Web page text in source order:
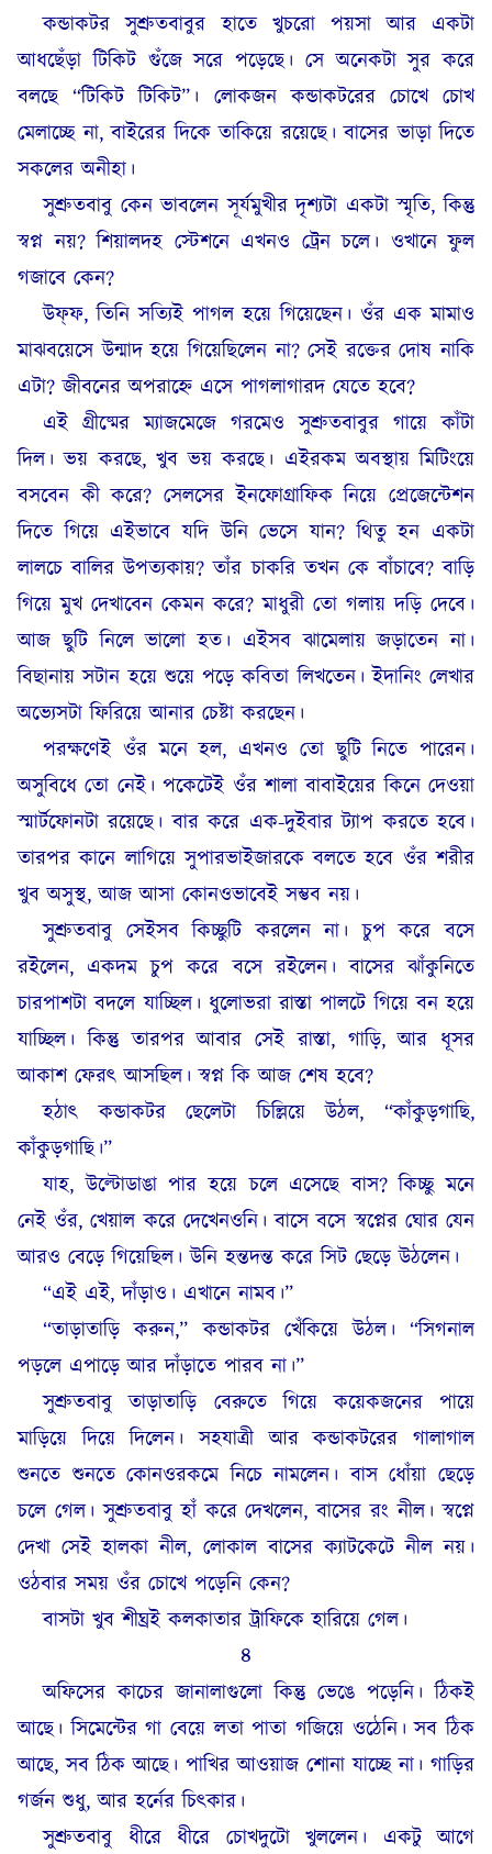
কন্ডাকটর সুশ্রুতবাবুর হাতে খুচরো পয়সা আর একটা
আধছেঁড়া টিকিট গুঁজে সরে পড়েছে। সে অনেকটা সুর করে
বলছে “টিকিট টিকিট”। লোকজন কন্ডাকটরের চোখে চোখ
মেলাচ্ছে না, বাইরের দিকে তাকিয়ে রয়েছে। বাসের ভাড়া দিতে
সকলের অনীহা।
সুশ্রুতবাবু কেন ভাবলেন সূর্যমুখীর দৃশ্যটা একটা স্মৃতি, কিন্তু
স্বপ্ন নয়? শিয়ালদহ স্টেশনে এখনও ট্রেন চলে। ওখানে ফুল
গজাবে কেন?
উফ্‌ফ, তিনি সত্যিই পাগল হয়ে গিয়েছেন। ওঁর এক মামাও
মাঝবয়েসে উন্মাদ হয়ে গিয়েছিলেন না? সেই রক্তের দোষ নাকি
এটা? জীবনের অপরাহ্নে এসে পাগলাগারদ যেতে হবে?
এই গ্রীষ্মের ম্যাজমেজে গরমেও সুশ্রুতবাবুর গায়ে কাঁটা
দিল। ভয় করছে, খুব ভয় করছে। এইরকম অবস্থায় মিটিংয়ে
বসবেন কী করে? সেলসের ইনফোগ্রাফিক নিয়ে প্রেজেন্টেশন
দিতে গিয়ে এইভাবে যদি উনি ভেসে যান? থিতু হন একটা
লালচে বালির উপত্যকায়? তাঁর চাকরি তখন কে বাঁচাবে? বাড়ি
গিয়ে মুখ দেখাবেন কেমন করে? মাধুরী তো গলায় দড়ি দেবে।
আজ ছুটি নিলে ভালো হত। এইসব ঝামেলায় জড়াতেন না।
বিছানায় সটান হয়ে শুয়ে পড়ে কবিতা লিখতেন। ইদানিং লেখার
অভ্যেসটা ফিরিয়ে আনার চেষ্টা করছেন।
পরক্ষণেই ওঁর মনে হল, এখনও তো ছুটি নিতে পারেন।
অসুবিধে তো নেই। পকেটেই ওঁর শালা বাবাইয়ের কিনে দেওয়া
স্মার্টফোনটা রয়েছে। বার করে এক-দুইবার ট্যাপ করতে হবে।
তারপর কানে লাগিয়ে সুপারভাইজারকে বলতে হবে ওঁর শরীর
খুব অসুস্থ, আজ আসা কোনওভাবেই সম্ভব নয়।
সুশ্রুতবাবু সেইসব কিচ্ছুটি করলেন না। চুপ করে বসে
রইলেন, একদম চুপ করে বসে রইলেন। বাসের ঝাঁকুনিতে
চারপাশটা বদলে যাচ্ছিল। ধুলোভরা রাস্তা পালটে গিয়ে বন হয়ে
যাচ্ছিল। কিন্তু তারপর আবার সেই রাস্তা, গাড়ি, আর ধূসর
আকাশ ফেরৎ আসছিল। স্বপ্ন কি আজ শেষ হবে?
হঠাৎ কন্ডাকটর ছেলেটা চিল্লিয়ে উঠল, “কাঁকুড়গাছি,
কাঁকুড়গাছি।”
যাহ, উল্টোডাঙা পার হয়ে চলে এসেছে বাস? কিচ্ছু মনে
নেই ওঁর, খেয়াল করে দেখেনওনি। বাসে বসে স্বপ্নের ঘোর যেন
আরও বেড়ে গিয়েছিল। উনি হন্তদন্ত করে সিট ছেড়ে উঠলেন।
“এই এই, দাঁড়াও। এখানে নামব।”
“তাড়াতাড়ি করুন,” কন্ডাকটর খেঁকিয়ে উঠল। “সিগনাল
পড়লে এপাড়ে আর দাঁড়াতে পারব না।”
সুশ্রুতবাবু তাড়াতাড়ি বেরুতে গিয়ে কয়েকজনের পায়ে
মাড়িয়ে দিয়ে দিলেন। সহযাত্রী আর কন্ডাকটরের গালাগাল
শুনতে শুনতে কোনওরকমে নিচে নামলেন। বাস ধোঁয়া ছেড়ে
চলে গেল। সুশ্রুতবাবু হাঁ করে দেখলেন, বাসের রং নীল। স্বপ্নে
দেখা সেই হালকা নীল, লোকাল বাসের ক্যাটকেটে নীল নয়।
ওঠবার সময় ওঁর চোখে পড়েনি কেন?
বাসটা খুব শীঘ্রই কলকাতার ট্রাফিকে হারিয়ে গেল।
৪
অফিসের কাচের জানালাগুলো কিন্তু ভেঙে পড়েনি। ঠিকই
আছে। সিমেন্টের গা বেয়ে লতা পাতা গজিয়ে ওঠেনি। সব ঠিক
আছে, সব ঠিক আছে। পাখির আওয়াজ শোনা যাচ্ছে না। গাড়ির
গর্জন শুধু, আর হর্নের চিৎকার।
সুশ্রুতবাবু ধীরে ধীরে চোখদুটো খুললেন। একটু আগে